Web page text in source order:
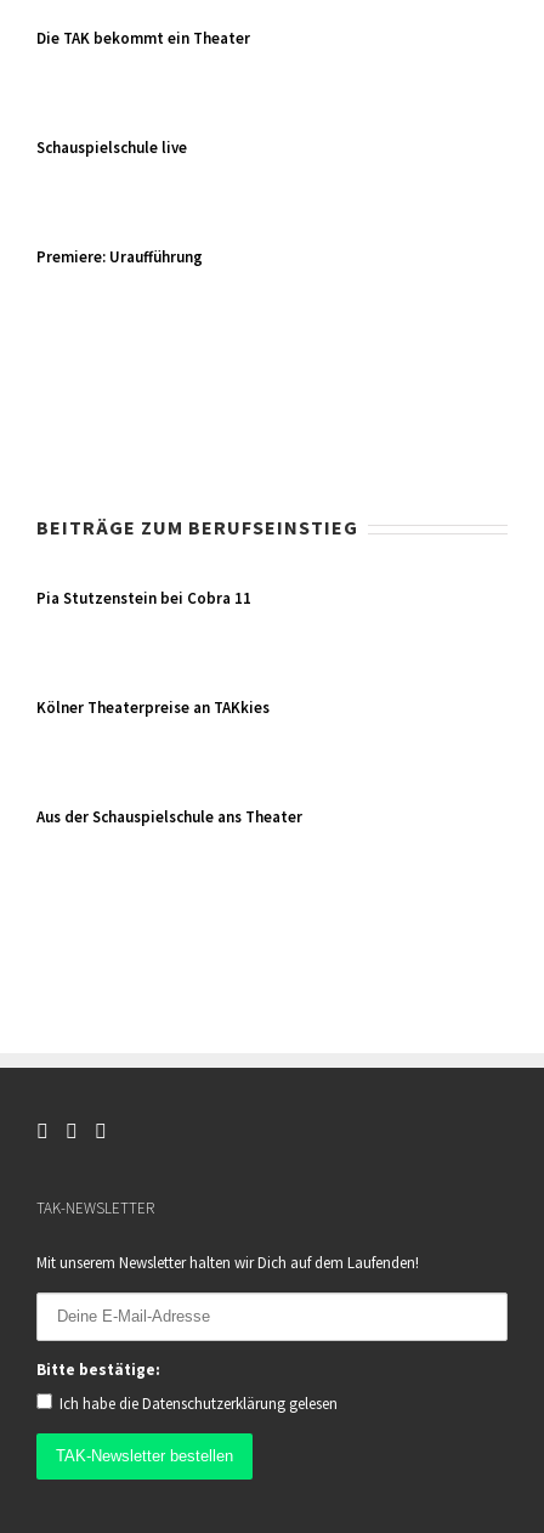
Die TAK bekommt ein Theater
Schauspielschule live
Premiere: Uraufführung
BEITRÄGE ZUM BERUFSEINSTIEG
Pia Stutzenstein bei Cobra 11
Kölner Theaterpreise an TAKkies
Aus der Schauspielschule ans Theater
TAK-NEWSLETTER
Mit unserem Newsletter halten wir Dich auf dem Laufenden!
Bitte bestätige:
Ich habe dieDatenschutzerklärung gelesen